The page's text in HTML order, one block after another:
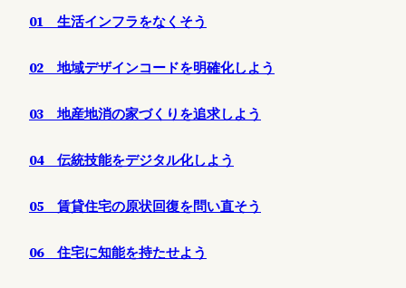
01 生活インフラをなくそう
02 地域デザインコードを明確化しよう
03 地産地消の家づくりを追求しよう
04 伝統技能をデジタル化しよう
05 賃貸住宅の原状回復を問い直そう
06 住宅に知能を持たせよう